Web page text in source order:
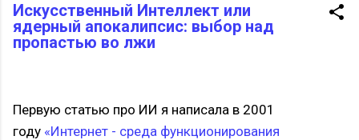
Искусственный Интеллект или
ядерный апокалипсис: выбор над
пропастью во лжи
Первую статью про ИИ я написала в 2001
году «Интернет - среда функционирования